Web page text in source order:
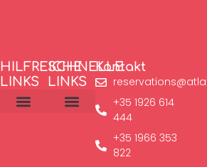
SCHNELLE
LINKS
HILFREICHE
LINKS
Kontakt
+35 1926 614
444
+35 1966 353
822